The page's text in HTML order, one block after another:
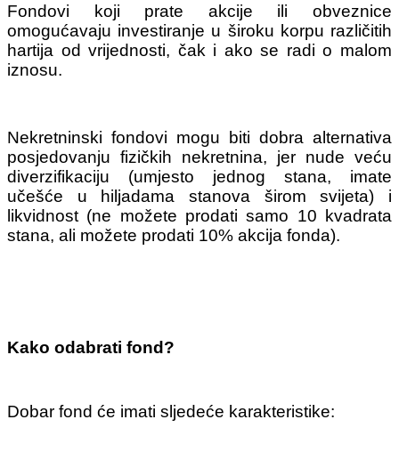
Fondovi koji prate akcije ili obveznice
omogućavaju investiranje u široku korpu različitih
hartija od vrijednosti, čak i ako se radi o malom
iznosu.
Nekretninski fondovi mogu biti dobra alternativa
posjedovanju fizičkih nekretnina, jer nude veću
diverzifikaciju (umjesto jednog stana, imate
učešće u hiljadama stanova širom svijeta) i
likvidnost (ne možete prodati samo 10 kvadrata
stana, ali možete prodati 10% akcija fonda).
Kako odabrati fond?
Dobar fond će imati sljedeće karakteristike: